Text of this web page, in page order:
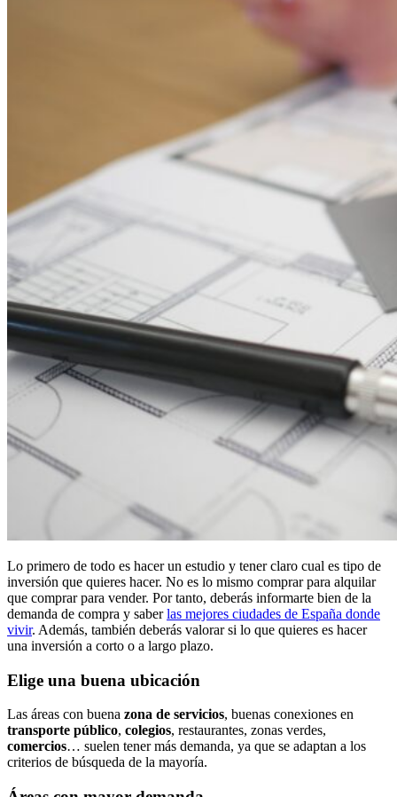
Lo primero de todo es hacer un estudio y tener claro cual es tipo de
inversión que quieres hacer. No es lo mismo comprar para alquilar
que comprar para vender. Por tanto, deberás informarte bien de la
demanda de compra y saberlas mejores ciudades de España donde
vivir. Además, también deberás valorar si lo que quieres es hacer
una inversión a corto o a largo plazo.
Elige una buena ubicación
Las áreas con buena zona de servicios, buenas conexiones en
transporte público, colegios, restaurantes, zonas verdes,
comercios… suelen tener más demanda, ya que se adaptan a los
criterios de búsqueda de la mayoría.